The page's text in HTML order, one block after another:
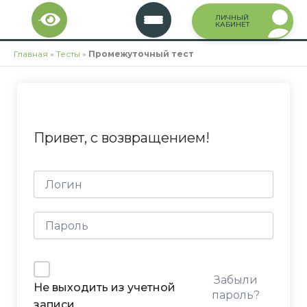
Перейти
содержимому
ЛИЧНЫЙ
КАБИНЕТ
Главная » Тесты » Промежуточный тест
Привет, с возвращением!
Не выходить из учетной
Забыли
пароль?